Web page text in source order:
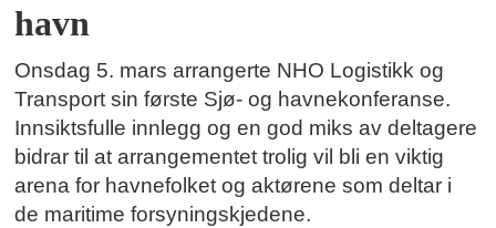
havn
Onsdag 5. mars arrangerte NHO Logistikk og
Transport sin første Sjø- og havnekonferanse.
Innsiktsfulle innlegg og en god miks av deltagere
bidrar til at arrangementet trolig vil bli en viktig
arena for havnefolket og aktørene som deltar i
de maritime forsyningskjedene.